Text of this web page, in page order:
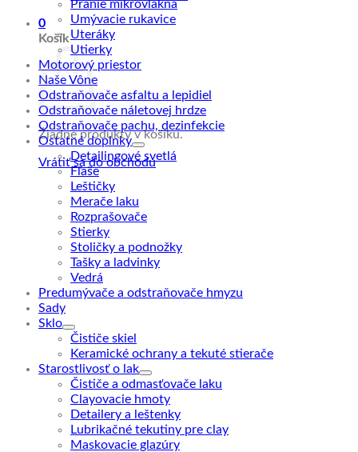
0
Košík
Žiadne produkty v košíku.
Vrátiť sa do obchodu
Pranie mikrovlákna
Umývacie rukavice
Uteráky
Utierky
Motorový priestor
Naše Vône
Odstraňovače asfaltu a lepidiel
Odstraňovače náletovej hrdze
Odstraňovače pachu, dezinfekcie
Ostatné doplnky
Detailingové svetlá
Fľaše
Leštičky
Merače laku
Rozprašovače
Stierky
Stoličky a podnožky
Tašky a ladvinky
Vedrá
Predumývače a odstraňovače hmyzu
Sady
Sklo
Čističe skiel
Keramické ochrany a tekuté stierače
Starostlivosť o lak
Čističe a odmasťovače laku
Clayovacie hmoty
Detailery a leštenky
Lubrikačné tekutiny pre clay
Maskovacie glazúry